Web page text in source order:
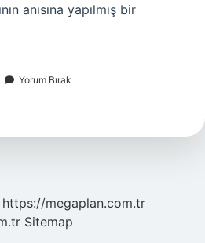
anısına yapılmış bir
Yorum Bırak
https://megaplan.com.tr
Sitemap